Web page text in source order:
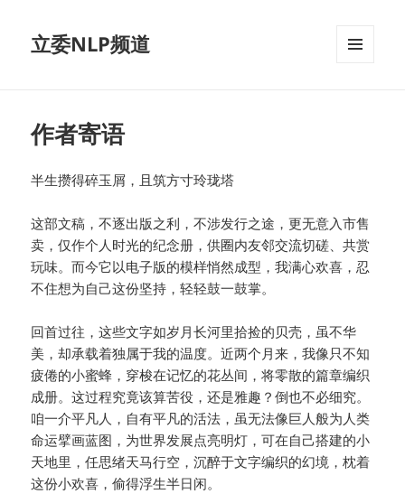
立委NLP频道
作者寄语
半生攒得碎玉屑，且筑方寸玲珑塔
这部文稿，不逐出版之利，不涉发行之途，更无意入市售
卖，仅作个人时光的纪念册，供圈内友邻交流切磋、共赏
玩味。而今它以电子版的模样悄然成型，我满心欢喜，忍
不住想为自己这份坚持，轻轻鼓一鼓掌。
回首过往，这些文字如岁月长河里拾捡的贝壳，虽不华
美，却承载着独属于我的温度。近两个月来，我像只不知
疲倦的小蜜蜂，穿梭在记忆的花丛间，将零散的篇章编织
成册。这过程究竟该算苦役，还是雅趣？倒也不必细究。
咱一介平凡人，自有平凡的活法，虽无法像巨人般为人类
命运擘画蓝图，为世界发展点亮明灯，可在自己搭建的小
天地里，任思绪天马行空，沉醉于文字编织的幻境，枕着
这份小欢喜，偷得浮生半日闲。